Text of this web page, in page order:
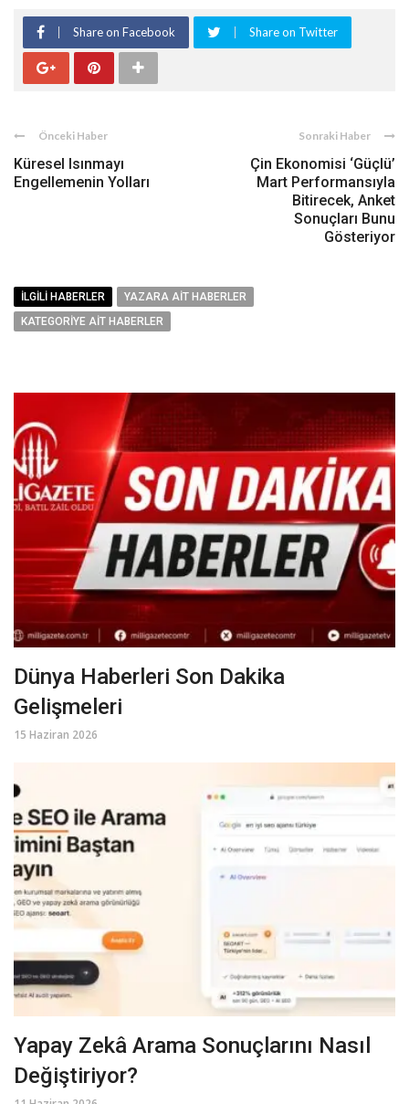
Share on Facebook Share on Twitter
Önceki Haber
Küresel Isınmayı
Engellemenin Yolları
Sonraki Haber
Çin Ekonomisi ‘Güçlü’
Mart Performansıyla
Bitirecek, Anket
Sonuçları Bunu
Gösteriyor
İLGILI HABERLER
YAZARA AIT HABERLER
KATEGORIYE AIT HABERLER
Dünya Haberleri Son Dakika
Gelişmeleri
15 Haziran 2026
Yapay Zekâ Arama Sonuçlarını Nasıl
Değiştiriyor?